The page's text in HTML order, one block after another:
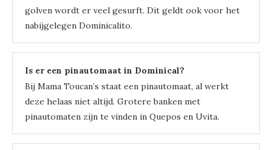
golven wordt er veel gesurft. Dit geldt ook voor het
nabijgelegen Dominicalito.
Is er een pinautomaat in Dominical?
Bij Mama Toucan’s staat een pinautomaat, al werkt
deze helaas niet altijd. Grotere banken met
pinautomaten zijn te vinden in Quepos en Uvita.